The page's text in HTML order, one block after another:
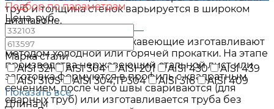
труб и толщина стенок варьируется в широком
диапазоне.
Трубы профильные нержавеющие изготавливают
методом холодной или горячей прокатки. На этапе
производства нержавеющий стальной лист или
заготовка формуются в профиль с квадратным
сечением, после чего швы свариваются (для
сварных труб) или изготавливается труба без
Подбор по параметрам
Цена, руб.
—
Марка стали
AISI 321
AISI 304 AISI 201 AISI 430
AISI 439
AISI 310S
AISI 304;TP304 AISI 316
AISI 409
Показать все
Длина м